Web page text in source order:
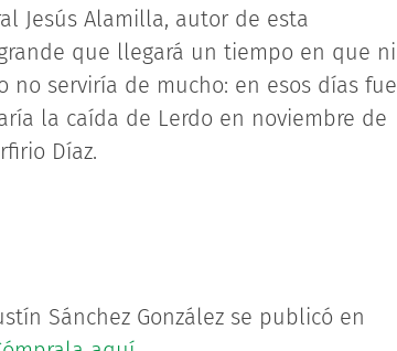
Jesús Alamilla, autor de esta
que llegará un tiempo en que ni
no serviría de mucho: en esos días fue
la caída de Lerdo en noviembre de
Díaz.
Sánchez González se publicó en